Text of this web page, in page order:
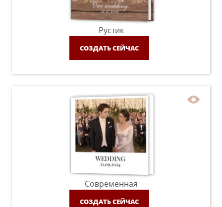
Рустик
СОЗДАТЬ СЕЙЧАС
Современная
СОЗДАТЬ СЕЙЧАС